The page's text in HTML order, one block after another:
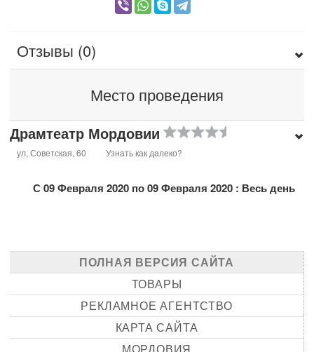
Отзывы (0)
Место проведения
Драмтеатр Мордовии
ул, Советская, 60 Узнать как далеко?
С 09 Февраля 2020 по 09 Февраля 2020 : Весь день
ПОЛНАЯ ВЕРСИЯ САЙТА
ТОВАРЫ
РЕКЛАМНОЕ АГЕНТСТВО
КАРТА САЙТА